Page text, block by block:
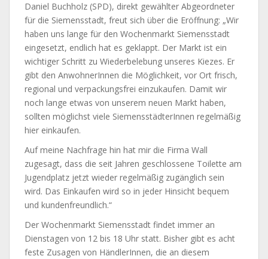
Daniel Buchholz (SPD), direkt gewählter Abgeordneter
für die Siemensstadt, freut sich über die Eröffnung: „Wir
haben uns lange für den Wochenmarkt Siemensstadt
eingesetzt, endlich hat es geklappt. Der Markt ist ein
wichtiger Schritt zu Wiederbelebung unseres Kiezes. Er
gibt den AnwohnerInnen die Möglichkeit, vor Ort frisch,
regional und verpackungsfrei einzukaufen. Damit wir
noch lange etwas von unserem neuen Markt haben,
sollten möglichst viele SiemensstädterInnen regelmäßig
hier einkaufen.
Auf meine Nachfrage hin hat mir die Firma Wall
zugesagt, dass die seit Jahren geschlossene Toilette am
Jugendplatz jetzt wieder regelmäßig zugänglich sein
wird. Das Einkaufen wird so in jeder Hinsicht bequem
und kundenfreundlich.“
Der Wochenmarkt Siemensstadt findet immer an
Dienstagen von 12 bis 18 Uhr statt. Bisher gibt es acht
feste Zusagen von HändlerInnen, die an diesem